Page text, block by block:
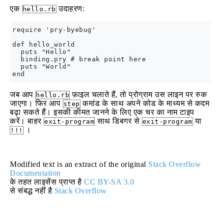
एक hello.rb उदाहरण:
require 'pry-byebug'
def hello_world
  puts "Hello"
  binding.pry # break point here
  puts "World"
जब आप hello.rb फ़ाइल चलाते हैं, तो प्रोग्राम उस लाइन पर रुक
जाएगा। फिर आप step कमांड के साथ अपने कोड के माध्यम से कदम
बढ़ा सकते हैं। इसकी कीमत जानने के लिए एक चर का नाम टाइप
करें। बाहर exit-program साथ डिबगर से exit-program या
!!! ।
Modified text is an extract of the original Stack Overflow
Documentation
के तहत लाइसेंस प्राप्त है CC BY-SA 3.0
से संबद्ध नहीं है Stack Overflow